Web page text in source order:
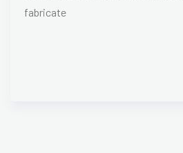
fabricate